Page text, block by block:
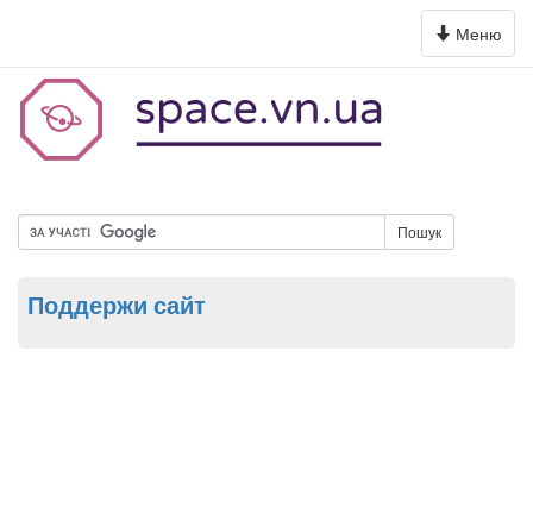
Toggle
navigation
Меню
Пошук
Поддержи сайт